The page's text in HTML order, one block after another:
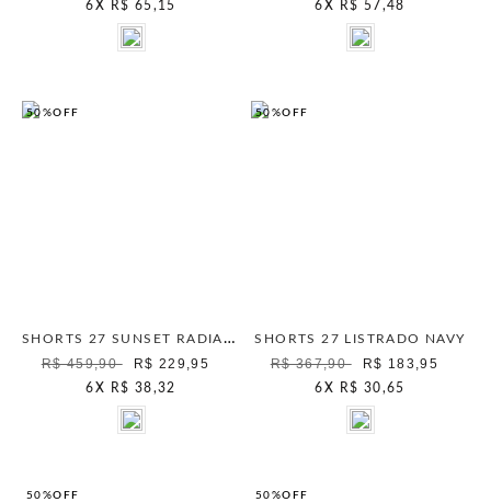
6 X R$ 65,15 6 X R$ 57,48
50%OFF
SHORTS 27 SUNSET RADIANCE UNICA
R$ 459,90
R$ 229,95
6 X R$ 38,32
50%OFF
SHORTS 27 LISTRADO NAVY
R$ 367,90 R$ 183,95
6 X R$ 30,65
50%OFF 50%OFF